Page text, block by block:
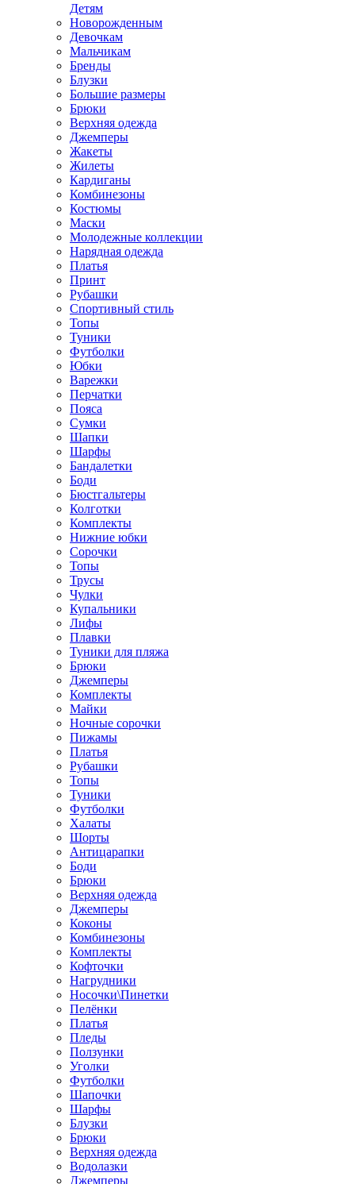
Детям
Новорожденным
Девочкам
Мальчикам
Бренды
Блузки
Большие размеры
Брюки
Верхняя одежда
Джемперы
Жакеты
Жилеты
Кардиганы
Комбинезоны
Костюмы
Маски
Молодежные коллекции
Нарядная одежда
Платья
Принт
Рубашки
Спортивный стиль
Топы
Туники
Футболки
Юбки
Варежки
Перчатки
Пояса
Сумки
Шапки
Шарфы
Бандалетки
Боди
Бюстгальтеры
Колготки
Комплекты
Нижние юбки
Сорочки
Топы
Трусы
Чулки
Купальники
Лифы
Плавки
Туники для пляжа
Брюки
Джемперы
Комплекты
Майки
Ночные сорочки
Пижамы
Платья
Рубашки
Топы
Туники
Футболки
Халаты
Шорты
Антицарапки
Боди
Брюки
Верхняя одежда
Джемперы
Коконы
Комбинезоны
Комплекты
Кофточки
Нагрудники
Носочки\Пинетки
Пелёнки
Платья
Пледы
Ползунки
Уголки
Футболки
Шапочки
Шарфы
Блузки
Брюки
Верхняя одежда
Водолазки
Джемперы